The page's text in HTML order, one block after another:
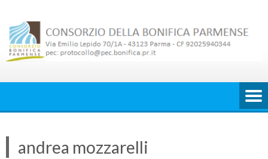
content
andrea mozzarelli